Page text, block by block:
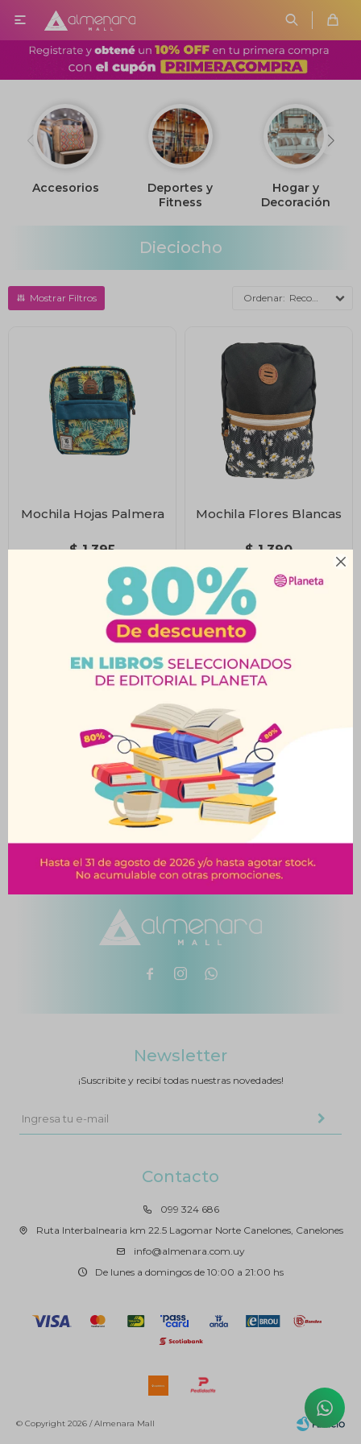


Accesorios
Deportes y
Fitness
Hogar y
Decoración
Dieciocho
Recomendados
Mochila Hojas Palmera
$ 1.395
Mochila Flores Blancas
$ 1.390
Mochila Turquesa
Detalles En Cuero
1.750
  
Contacto
099 324 686
Ruta Interbalnearia km 22.5 Lagomar Norte Canelones, Canelones
info@almenara.com.uy
De lunes a domingos de 10:00 a 21:00 hs
Newsletter
¡Suscribite y recibí todas nuestras novedades!
© Copyright 2026 / Almenara Mall